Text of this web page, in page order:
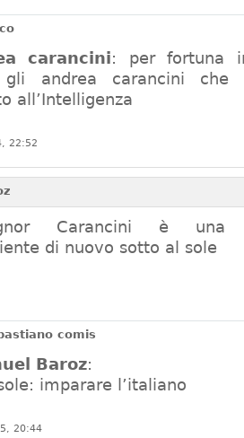
carancini: per fortuna
gli andrea carancini
all’Intelligenza
22:52
Carancini è una
di nuovo sotto al sole
comis
Baroz:
imparare l’italiano
20:44